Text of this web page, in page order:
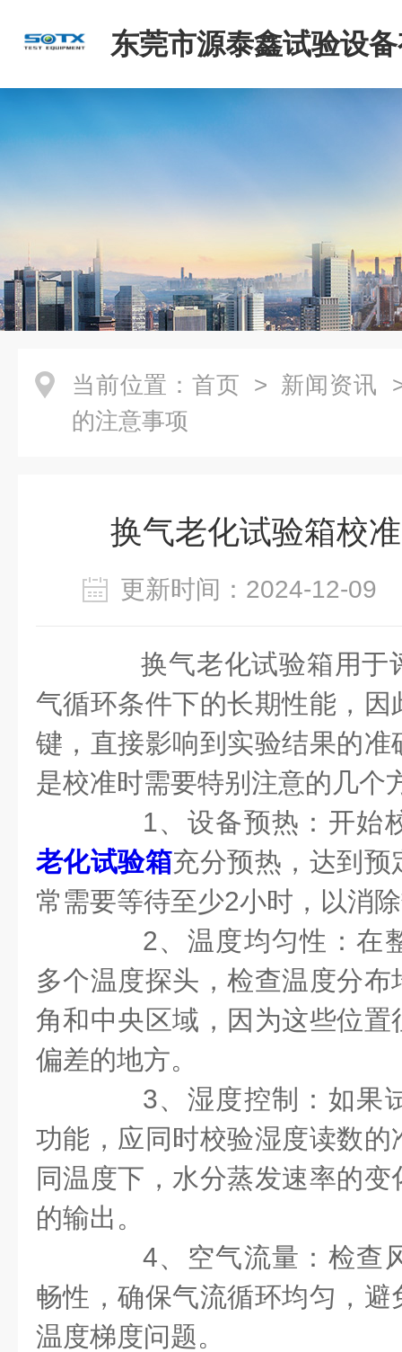
东莞市源泰鑫试验设
司
当前位置： 首页 > 新闻资讯
的注意事项
换气老化试验箱校
更新时间：2024-12-
换气老化试验箱用于
气循环条件下的长期性能，
键，直接影响到实验结果的
是校准时需要特别注意的几个
1、设备预热：开始
老化试验箱充分预热，达到
常需要等待至少2小时，以消
2、温度均匀性：在
多个温度探头，检查温度分
角和中央区域，因为这些位
偏差的地方。
3、湿度控制：如果
功能，应同时校验湿度读数
同温度下，水分蒸发速率的
的输出。
4、空气流量：检查
畅性，确保气流循环均匀，
温度梯度问题。